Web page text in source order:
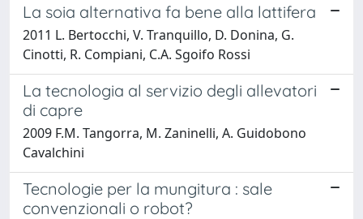
La soia alternativa fa bene alla lattifera
2011 L. Bertocchi, V. Tranquillo, D. Donina, G.
Cinotti, R. Compiani, C.A. Sgoifo Rossi
La tecnologia al servizio degli allevatori
di capre
2009 F.M. Tangorra, M. Zaninelli, A. Guidobono
Cavalchini
Tecnologie per la mungitura : sale
convenzionali o robot?